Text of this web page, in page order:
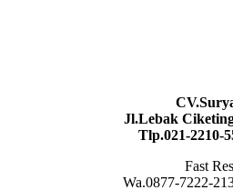
Jl.Lebak
Tlp.021-2210-
Fast
Wa.0877-